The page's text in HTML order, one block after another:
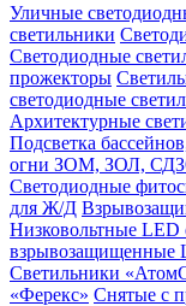
Уличные
светильники
Светодиодные
прожекторы
светодиодные
Архитектурные
Подсветка
огни ЗОМ, ЗОЛ,
Светодиодные
для Ж/Д
Низковольтные LED
взрывозащищенные
Светильники
«Ферекс» Снятые с